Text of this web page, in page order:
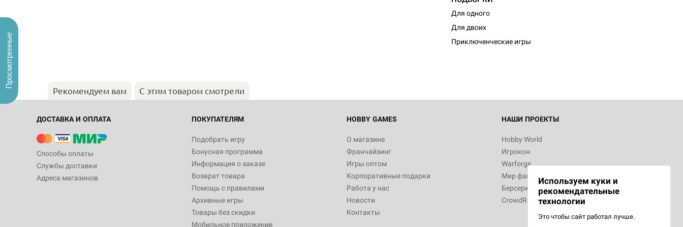
Для одного
Для двоих
Приключенческие игры
Рекомендуем вам С этим товаром смотрели
ДОСТАВКА И ОПЛАТА
Способы оплаты
Службы доставки
Адреса магазинов
ПОКУПАТЕЛЯМ
Подобрать игру
Бонусная программа
Информация о заказе
Возврат товара
Помощь с правилами
Архивные игры
Товары без скидки
Мобильное приложение
HOBBY GAMES
О магазине
Франчайзинг
Игры оптом
Корпоративные подарки
Работа у нас
Новости
Контакты
НАШИ ПРОЕКТЫ
Hobby World
Игрокон
Warforge
Мир фантастики
Берсерк
CrowdRepublic
Используем куки и
рекомендательные
технологии
Это чтобы сайт работал лучше.
Просмотренные
Настольная игра Hobby World Монстры
Белая смерть
12 990
Настольная игра Hobby World Берсерк.
3 490